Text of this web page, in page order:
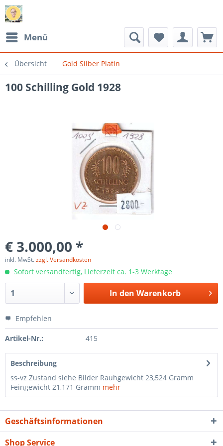
Menü
Übersicht Gold Silber Platin
100 Schilling Gold 1928
€ 3.000,00 *
inkl. MwSt.zzgl. Versandkosten
Sofort versandfertig, Lieferzeit ca. 1-3 Werktage
In den Warenkorb
Empfehlen
Artikel-Nr.: 415
Beschreibung
ss-vz Zustand siehe Bilder Rauhgewicht 23,524 Gramm
Feingewicht 21,171 Gramm mehr
Geschäftsinformationen
Shop Service